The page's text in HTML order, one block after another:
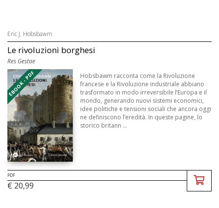
Eric J. Hobsbawm
Le rivoluzioni borghesi
Res Gestae
EBOOK - PDF
Hobsbawm racconta come la Rivoluzione
francese e la Rivoluzione industriale abbiano
trasformato in modo irreversibile l’Europa e il
mondo, generando nuovi sistemi economici,
idee politiche e tensioni sociali che ancora oggi
ne definiscono l’eredità. In queste pagine, lo
storico britann ...
PDF
€ 20,99